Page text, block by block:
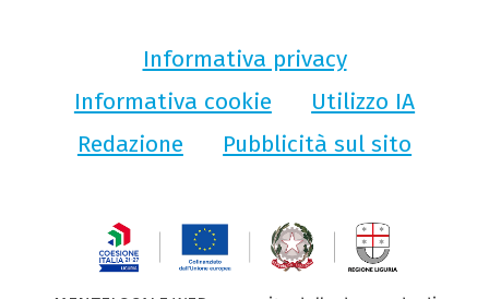
Informativa privacy
Informativa cookie
Utilizzo IA
Redazione
Pubblicità sul sito